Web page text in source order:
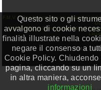
F.M.V. - Rendicontazione erogazioni
23/04/2021 - Banca Unicredit -
F.M.V. Sas
Questo sito o gli
avvalgono di cookie
finalità illustrate nella
negare il consenso a
Cookie Policy. Chiudendo
pagina, cliccando su un
in altra maniera,
informazioni